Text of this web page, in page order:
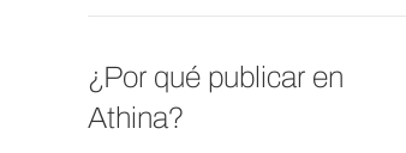
¿Por qué publicar en
Athina?